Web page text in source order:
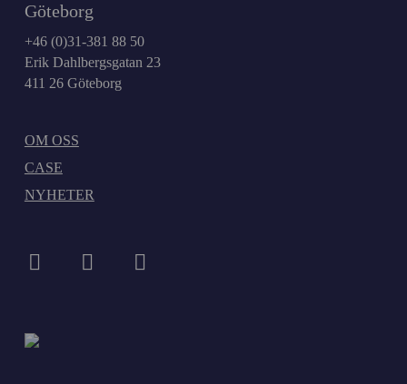
Göteborg
+46 (0)31-381 88 50
Erik Dahlbergsgatan 23
411 26 Göteborg
OM OSS
CASE
NYHETER